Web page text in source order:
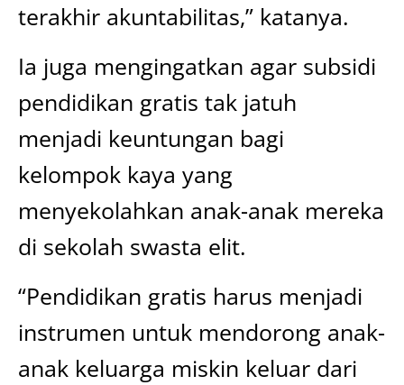
terakhir akuntabilitas,” katanya.
Ia juga mengingatkan agar subsidi
pendidikan gratis tak jatuh
menjadi keuntungan bagi
kelompok kaya yang
menyekolahkan anak-anak mereka
di sekolah swasta elit.
“Pendidikan gratis harus menjadi
instrumen untuk mendorong anak-
anak keluarga miskin keluar dari